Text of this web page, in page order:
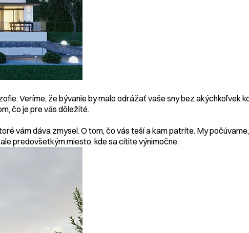
Veríme, že bývanie by malo odrážať vaše sny bez akýchkoľvek
čo je pre vás dôležité.
vám dáva zmysel. O tom, čo vás teší a kam patríte. My
predovšetkým miesto, kde sa cítite výnimočne.